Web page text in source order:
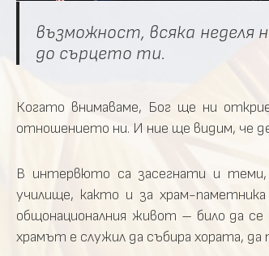
възможност, всяка неделя
до сърцето ти.
Когато внимаваме, Бог ще ни
отношението ни. И ние ще видим, че
В интервюто са засегнати и теми,
училище, както и за храм-паметника
общонационалния живот – било да се
храмът е служил да събира хората, да